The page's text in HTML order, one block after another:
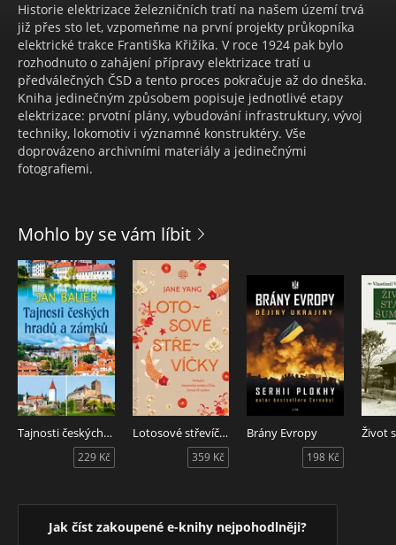
Historie elektrizace železničních tratí na našem území trvá
již přes sto let, vzpomeňme na první projekty průkopníka
elektrické trakce Františka Křižíka. V roce 1924 pak bylo
rozhodnuto o zahájení přípravy elektrizace tratí u
předválečných ČSD a tento proces pokračuje až do dneška.
Kniha jedinečným způsobem popisuje jednotlivé etapy
elektrizace: prvotní plány, vybudování infrastruktury, vývoj
techniky, lokomotiv i významné konstruktéry. Vše
doprovázeno archivními materiály a jedinečnými
fotografiemi.
Mohlo by se vám líbit
Tajnosti českých hradů a zámků
229 Kč
Lotosové střevíčky
359 Kč
Brány Evropy
198 Kč
Jak číst zakoupené e-knihy nejpohodlněji?